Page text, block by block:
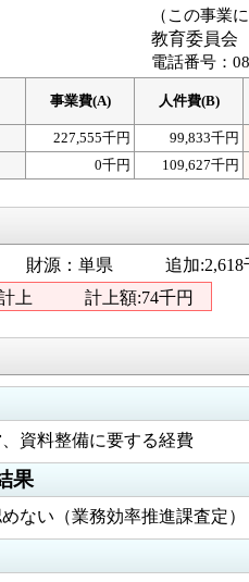
（この事業
教育委員会
電話番号：
事業費(A) 人件費(B)
227,555千円 99,833千円
0千円 109,627千円
源：単県 追加:2,618
計上 計上額:74千円
資料整備に要する経費
果
ない（業務効率推進課査定）